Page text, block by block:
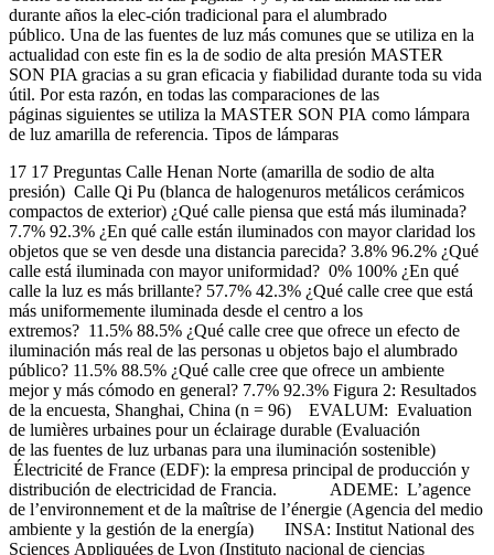
durante años la elec-ción tradicional para el alumbrado
público. Una de las fuentes de luz más comunes que se utiliza en la
actualidad con este fin es la de sodio de alta presión MASTER
SON PIA gracias a su gran eficacia y fiabilidad durante toda su vida
útil. Por esta razón, en todas las comparaciones de las
páginas siguientes se utiliza la MASTER SON PIA como lámpara
de luz amarilla de referencia. Tipos de lámparas
17 17 Preguntas Calle Henan Norte (amarilla de sodio de alta
presión) Calle Qi Pu (blanca de halogenuros metálicos cerámicos
compactos de exterior) ¿Qué calle piensa que está más iluminada?
7.7% 92.3% ¿En qué calle están iluminados con mayor claridad los
objetos que se ven desde una distancia parecida? 3.8% 96.2% ¿Qué
calle está iluminada con mayor uniformidad? 0% 100% ¿En qué
calle la luz es más brillante? 57.7% 42.3% ¿Qué calle cree que está
más uniformemente iluminada desde el centro a los
extremos? 11.5% 88.5% ¿Qué calle cree que ofrece un efecto de
iluminación más real de las personas u objetos bajo el alumbrado
público? 11.5% 88.5% ¿Qué calle cree que ofrece un ambiente
mejor y más cómodo en general? 7.7% 92.3% Figura 2: Resultados
de la encuesta, Shanghai, China (n = 96) EVALUM: Evaluation
de lumières urbaines pour un éclairage durable (Evaluación
de las fuentes de luz urbanas para una iluminación sostenible)
Électricité de France (EDF): la empresa principal de producción y
distribución de electricidad de Francia. ADEME: L’agence
de l’environnement et de la maîtrise de l’énergie (Agencia del medio
ambiente y la gestión de la energía) INSA: Institut National des
Sciences Appliquées de Lyon (Instituto nacional de ciencias